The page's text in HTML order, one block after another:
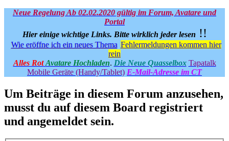
Neue Regelung Ab 02.02.2020 gültig im Forum, Avatare und
Portal
Hier einige wichtige Links. Bitte wirklich jeder lesen !!
Wie eröffne ich ein neues Thema Fehlermeldungen kommen hier
rein
Alles Rot Avatare Hochladen. Die Neue Quasselbox Tapatalk
Mobile Geräte (Handy/Tablet) E-Mail-Adresse im CT
Um Beiträge in diesem Forum anzusehen,
musst du auf diesem Board registriert
und angemeldet sein.